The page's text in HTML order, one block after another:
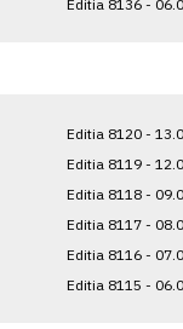
Editia 8136 -
Editia 8120 -
Editia 8119 -
Editia 8118 -
Editia 8117 -
Editia 8116 -
Editia 8115 -